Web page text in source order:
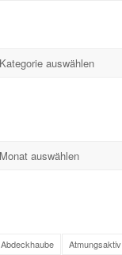
Abdeckhaube
Atmungsaktiv